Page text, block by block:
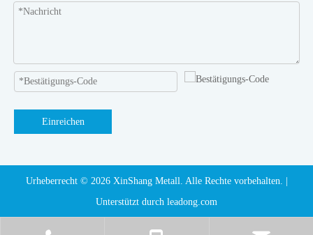
Einreichen
Urheberrecht ©️ 2026XinShang Metall. Alle Rechte vorbehalten. |
Unterstützt durch leadong.com